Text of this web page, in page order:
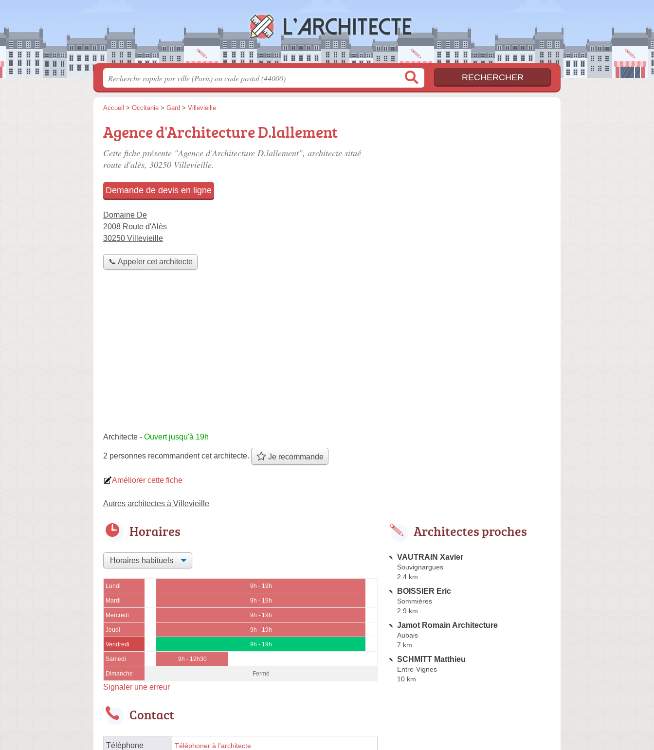
Accueil > Occitanie > Gard > Villevieille
Agence d'Architecture D.lallement
Cette fiche présente "Agence d'Architecture D.lallement", architecte situé
route d'alès, 30250 Villevieille.
Demande de devis en ligne
Domaine De
2008 Route d'Alès
30250 Villevieille
📞 Appeler cet architecte
Architecte - Ouvert jusqu'à 19h
2 personnes recommandentcet architecte. Je recommande
Améliorer cette fiche
Autres architectes à Villevieille
Horaires
Lundi 9h - 19h
Mardi 9h - 19h
Mercredi 9h - 19h
Jeudi 9h - 19h
Vendredi 9h - 19h
Samedi 9h - 12h30
Dimanche Fermé
Signaler une erreur
Contact
Téléphone Téléphoner à l'architecte
Architectes proches
VAUTRAIN Xavier
Souvignargues
2.4 km
BOISSIER Eric
Sommières
2.9 km
Jamot Romain Architecture
Aubais
7 km
SCHMITT Matthieu
Entre-Vignes
10 km